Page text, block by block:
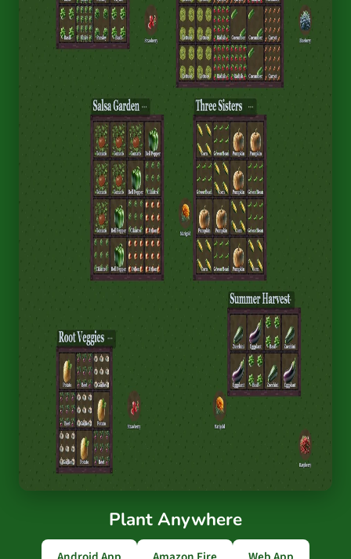
Plant Anywhere